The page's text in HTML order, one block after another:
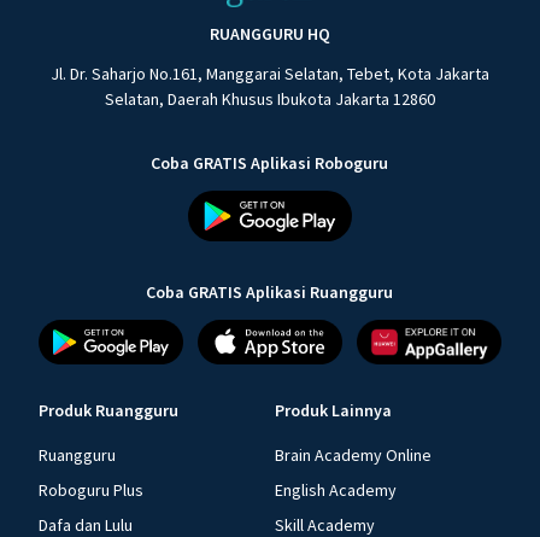
RUANGGURU HQ
Jl. Dr. Saharjo No.161, Manggarai Selatan, Tebet, Kota Jakarta
Selatan, Daerah Khusus Ibukota Jakarta 12860
Coba GRATIS Aplikasi Roboguru
Coba GRATIS Aplikasi Ruangguru
Produk Ruangguru
Ruangguru
Roboguru Plus
Dafa dan Lulu
Produk Lainnya
Brain Academy Online
English Academy
Skill Academy